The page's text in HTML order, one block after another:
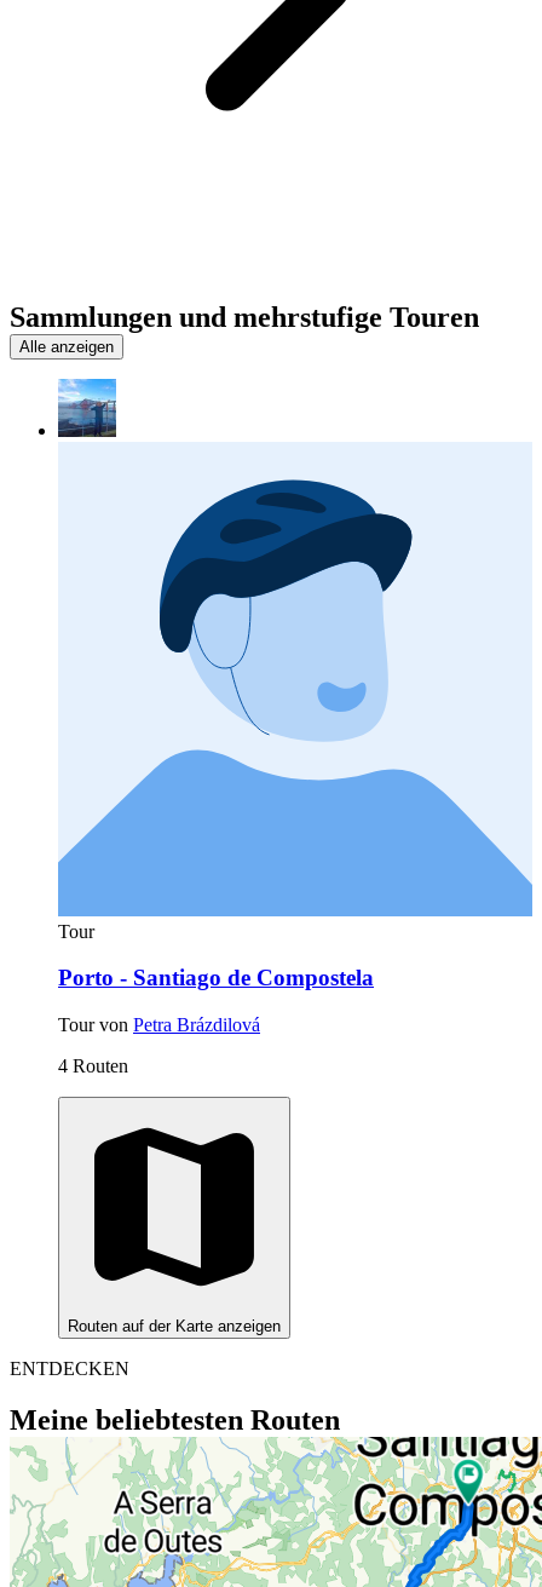
Sammlungen und mehrstufige Touren
Alle anzeigen
Tour
Porto - Santiago de Compostela
Tour von Petra Brázdilová
4 Routen
Routen auf der Karte anzeigen
ENTDECKEN
Meine beliebtesten Routen